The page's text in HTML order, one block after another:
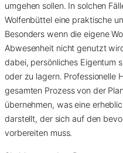
umgehen sollen. In solchen
Wolfenbüttel eine praktische
Besonders wenn die eigene
Abwesenheit nicht genutzt
dabei, persönliches Eigentum
oder zu lagern. Professionelle
gesamten Prozess von der
übernehmen, was eine
darstellt, der sich auf den
vorbereiten muss.